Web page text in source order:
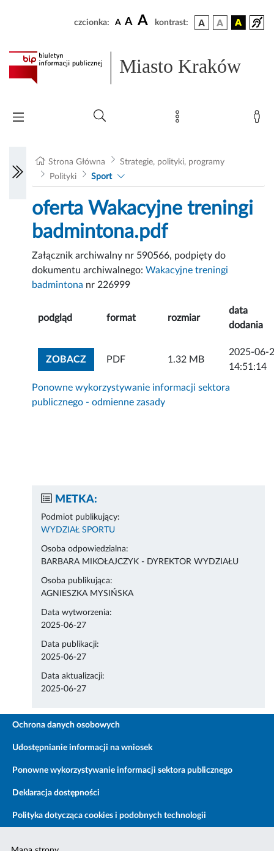
czcionka: A A A kontrast:
Miasto Kraków
Strona Główna
Strategie, polityki, programy
Polityki
Sport
oferta Wakacyjne treningi
badmintona.pdf
Załącznik archiwalny nr 590566, podpięty do
dokumentu archiwalnego:Wakacyjne treningi
badmintona nr 226999
podgląd format rozmiar
data
dodania
ZOBACZZOBACZ ZAŁĄCZNIK
PDF 1.32 MB
2025-06-
14:51:14
Ponowne wykorzystywanie informacji sektora
publicznego - odmienne zasady
METKA:
Podmiot publikujący:
WYDZIAŁ SPORTU
Osoba odpowiedzialna:
BARBARA MIKOŁAJCZYK - DYREKTOR WYDZIAŁU
Osoba publikująca:
AGNIESZKA MYSIŃSKA
Data wytworzenia:
2025-06-27
Data publikacji:
2025-06-27
Data aktualizacji:
2025-06-27
Ochrona danych osobowych
Udostępnianie informacji na wniosek
Ponowne wykorzystywanie informacji sektora publicznego
Deklaracja dostępności
Polityka dotycząca cookies i podobnych technologii